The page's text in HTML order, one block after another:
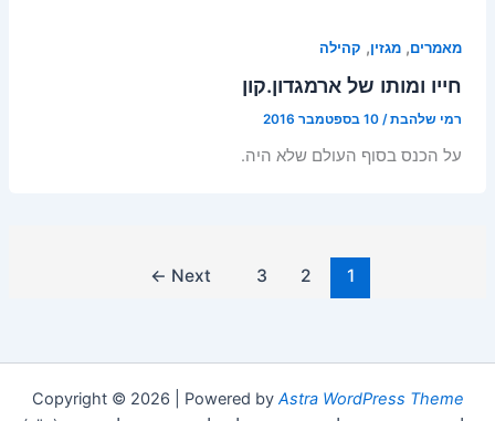
מאמרים, מגזין, קהילה
חייו ומותו של ארמגדון.קון
רמי שלהבת/ 10 בספטמבר 2016
על הכנס בסוף העולם שלא היה.
1
2
3
Next
←
Copyright © 2026 | Powered by Astra WordPress Theme